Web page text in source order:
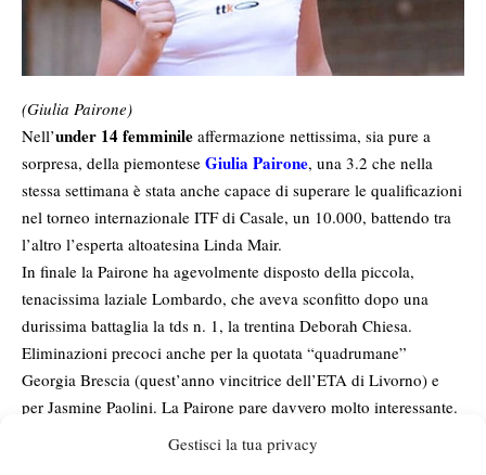
Gestisci la tua privacy
(Giulia Pairone)
Nell’under 14 femminile affermazione nettissima, sia pure a
sorpresa, della piemontese Giulia Pairone, una 3.2 che nella
stessa settimana è stata anche capace di superare le qualificazioni
nel torneo internazionale ITF di Casale, un 10.000, battendo tra
l’altro l’esperta altoatesina Linda Mair.
In finale la Pairone ha agevolmente disposto della piccola,
tenacissima laziale Lombardo, che aveva sconfitto dopo una
durissima battaglia la tds n. 1, la trentina Deborah Chiesa.
Eliminazioni precoci anche per la quotata “quadrumane”
Georgia Brescia (quest’anno vincitrice dell’ETA di Livorno) e
per Jasmine Paolini. La Pairone pare davvero molto interessante.
under 16 maschile
pubblico di casa (il torneo si è disputato al TC Petrarca di Napoli)